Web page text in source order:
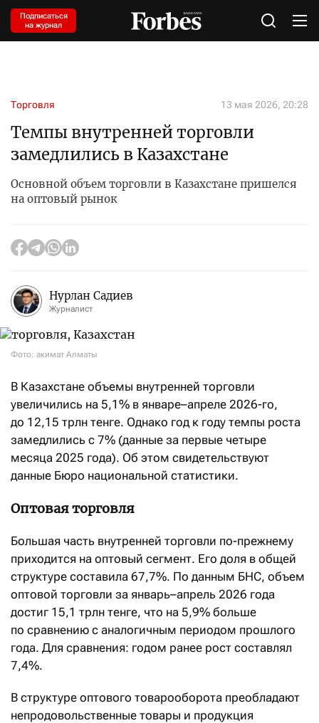
Подписаться
на журнал
Торговля 13 мая 2026, 20:28
Темпы внутренней торговли
замедлились в Казахстане
Основной объем торговли в Казахстане пришелся
на оптовый рынок
Нурлан Садиев
Журналист
Фото: акимат Алматы
В Казахстане объемы внутренней торговли
увеличились на 5,1% в январе–апреле 2026-го,
до 12,15 трлн тенге. Однако год к году темпы роста
замедлились с 7% (данные за первые четыре
месяца 2025 года). Об этом свидетельствуют
данные Бюро национальной статистики.
Оптовая торговля
Большая часть внутренней торговли по-прежнему
приходится на оптовый сегмент. Его доля в общей
структуре составила 67,7%. По данным БНС, объем
оптовой торговли за январь–апрель 2026 года
достиг 15,1 трлн тенге, что на 5,9% больше
по сравнению с аналогичным периодом прошлого
года. Для сравнения: годом ранее рост составлял
7,4%.
В структуре оптового товарооборота преобладают
непродовольственные товары и продукция